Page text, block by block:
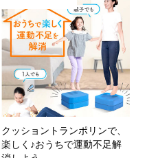
クッショントランポリンで、
楽しく♪おうちで運動不足解